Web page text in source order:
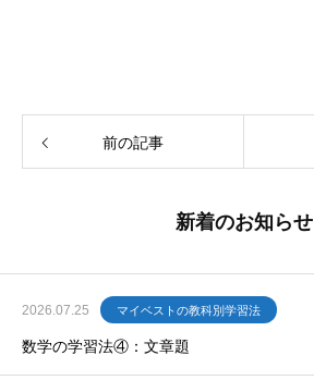
前の記事
新着のお知らせ
2026.07.25 マイベストの教科別学習法
数学の学習法④：文章題